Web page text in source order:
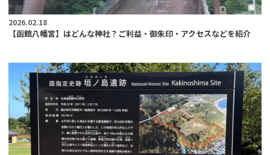
2026.02.18
【函館八幡宮】はどんな神社？ご利益・御朱印・アクセスなどを紹介